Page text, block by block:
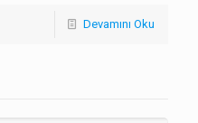
Devamını Oku